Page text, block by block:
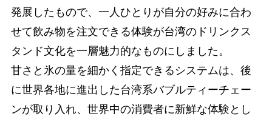
発展したもので、一人ひとりが自分の好みに合わ
せて飲み物を注文できる体験が台湾のドリンクス
タンド文化を一層魅力的なものにしました。
甘さと氷の量を細かく指定できるシステムは、後
に世界各地に進出した台湾系バブルティーチェー
ンが取り入れ、世界中の消費者に新鮮な体験とし